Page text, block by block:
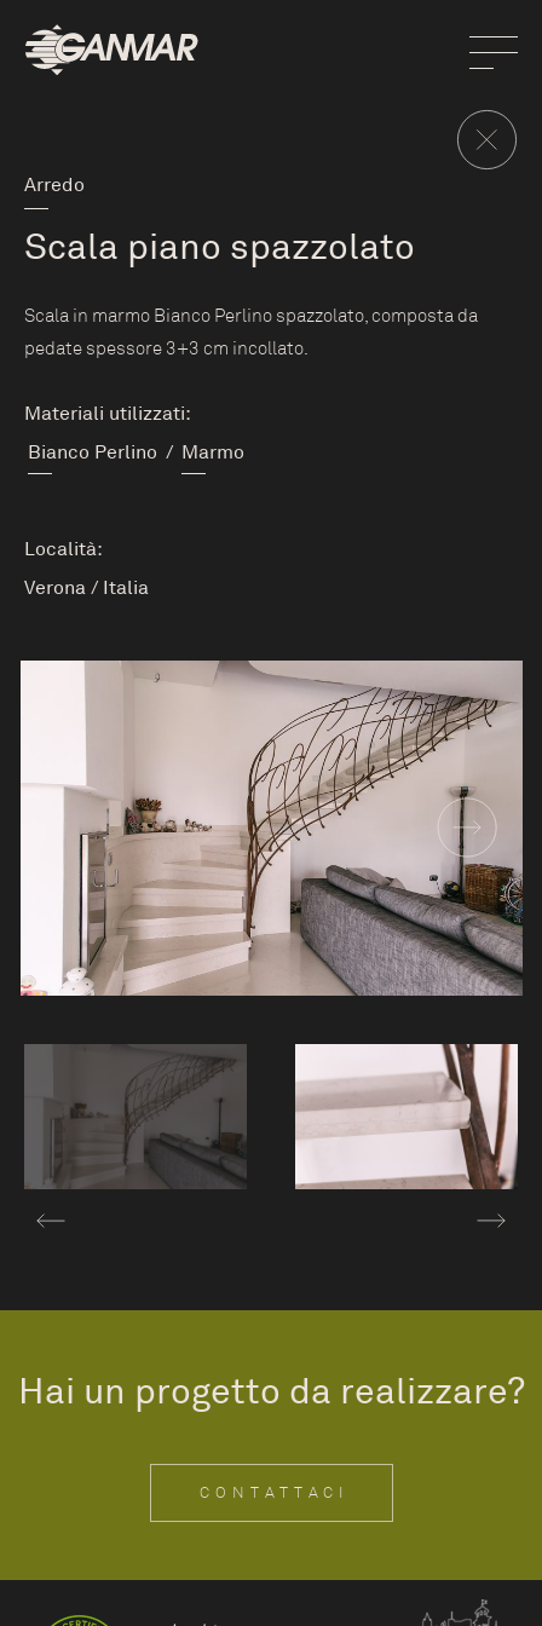
Arredo
Scala piano spazzolato
Scala in marmo Bianco Perlino spazzolato, composta da
pedate spessore 3+3 cm incollato.
Materiali utilizzati:
Bianco Perlino / Marmo
Località:
Verona / Italia
Hai un progetto da realizzare?
CONTATTACI